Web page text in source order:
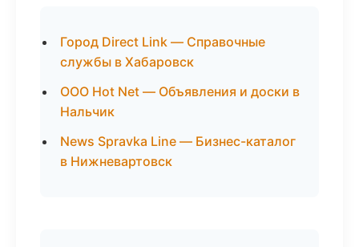
Город Direct Link — Справочные
службы в Хабаровск
ООО Hot Net — Объявления и доски в
Нальчик
News Spravka Line — Бизнес-каталог
в Нижневартовск